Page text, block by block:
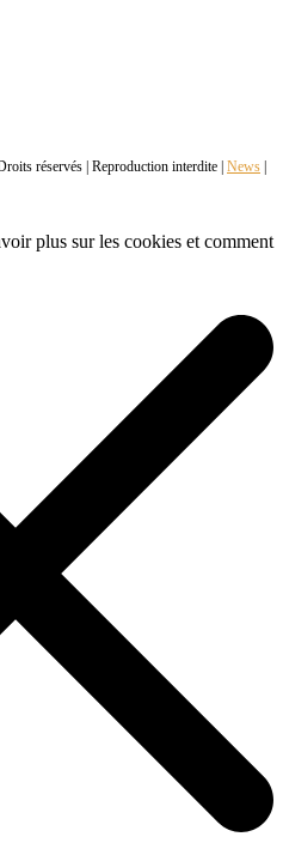
réservés | Reproduction interdite | News
plus sur les cookies et comment